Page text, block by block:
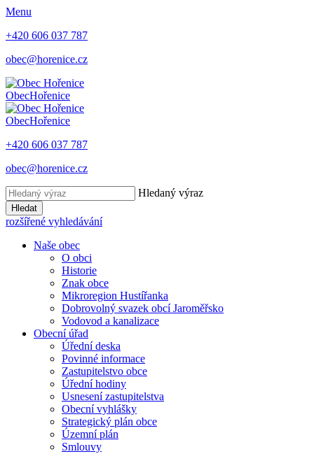
Menu
+420 606 037 787
obec@horenice.cz
ObecHořenice
ObecHořenice
+420 606 037 787
obec@horenice.cz
Hledaný výraz
Hledat
rozšířené vyhledávání
Naše obec
O obci
Historie
Znak obce
Mikroregion Hustířanka
Dobrovolný svazek obcí Jaroměřsko
Vodovod a kanalizace
Obecní úřad
Úřední deska
Povinné informace
Zastupitelstvo obce
Úřední hodiny
Usnesení zastupitelstva
Obecní vyhlášky
Strategický plán obce
Územní plán
Smlouvy